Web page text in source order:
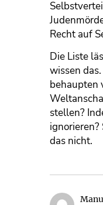
Recht auf
Die Liste
wissen
behaupten
stellen?
ignorieren?
das nicht.
Manu